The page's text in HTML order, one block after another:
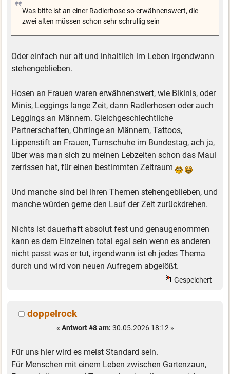
Was bitte ist an einer Radlerhose so erwähnenswert, die
zwei alten müssen schon sehr schrullig sein
Oder einfach nur alt und inhaltlich im Leben irgendwann
stehengeblieben.
Hosen an Frauen waren erwähnenswert, wie Bikinis, oder
Minis, Leggings lange Zeit, dann Radlerhosen oder auch
Leggings an Männern. Gleichgeschlechtliche
Partnerschaften, Ohrringe an Männern, Tattoos,
Lippenstift an Frauen, Turnschuhe im Bundestag, ach ja,
über was man sich zu meinen Lebzeiten schon das Maul
zerrissen hat, für einen bestimmten Zeitraum
Und manche sind bei ihren Themen stehengeblieben, und
manche würden gerne den Lauf der Zeit zurückdrehen.
Nichts ist dauerhaft absolut fest und genaugenommen
kann es dem Einzelnen total egal sein wenn es anderen
nicht passt was er tut, irgendwann ist eh jedes Thema
durch und wird von neuen Aufregern abgelößt.
Gespeichert
doppelrock
« Antwort #8 am: 30.05.2026 18:12 »
Für uns hier wird es meist Standard sein.
Für Menschen mit einem Leben zwischen Gartenzaun,